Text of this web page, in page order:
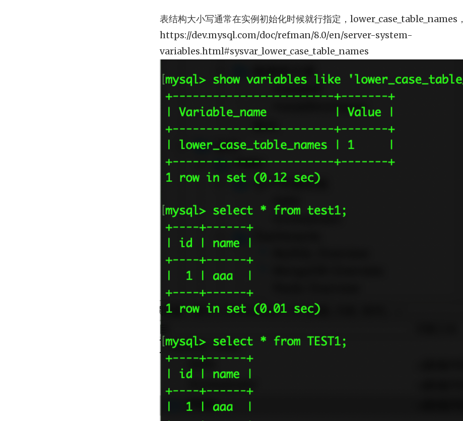
表结构大小写通常在实例初始化时候就行指定，lower_case_table_names，
https://dev.mysql.com/doc/refman/8.0/en/server-system-
variables.html#sysvar_lower_case_table_names